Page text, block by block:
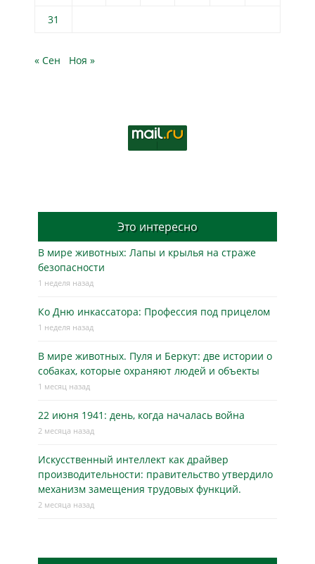
31
« Сен Ноя »
Это интересно
В мире животных: Лапы и крылья на страже
безопасности
1 неделя назад
Ко Дню инкассатора: Профессия под прицелом
1 неделя назад
В мире животных. Пуля и Беркут: две истории о
собаках, которые охраняют людей и объекты
1 месяц назад
22 июня 1941: день, когда началась война
2 месяца назад
Искусственный интеллект как драйвер
производительности: правительство утвердило
механизм замещения трудовых функций.
2 месяца назад